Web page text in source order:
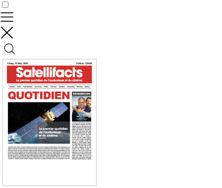
Contrôler vos données